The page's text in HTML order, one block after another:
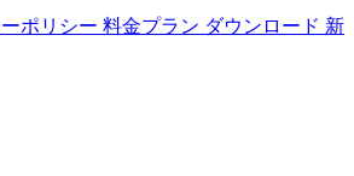
ポリシー 料金プラン ダウンロード 新